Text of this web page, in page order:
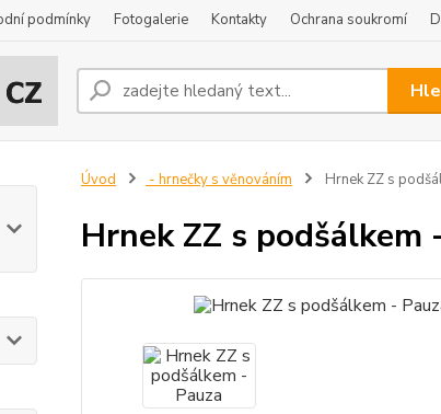
podmínky Fotogalerie Kontakty Ochrana soukromí
Úvod - hrnečky s věnováním Hrnek ZZ s
Hrnek ZZ s podšálkem